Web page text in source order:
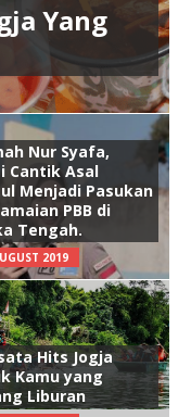
Yang
Nur Syafa,
Cantik Asal
Menjadi Pasukan
PBB di
Tengah.
2019
Hits Jogja
Kamu yang
Liburan